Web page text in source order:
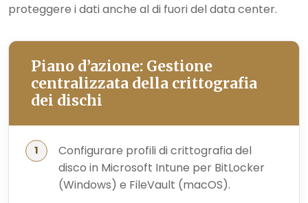
proteggere i dati anche al di fuori del data center.
Piano d’azione: Gestione
centralizzata della crittografia
dei dischi
Configurare profili di crittografia del
disco in Microsoft Intune per BitLocker
(Windows) e FileVault (macOS).